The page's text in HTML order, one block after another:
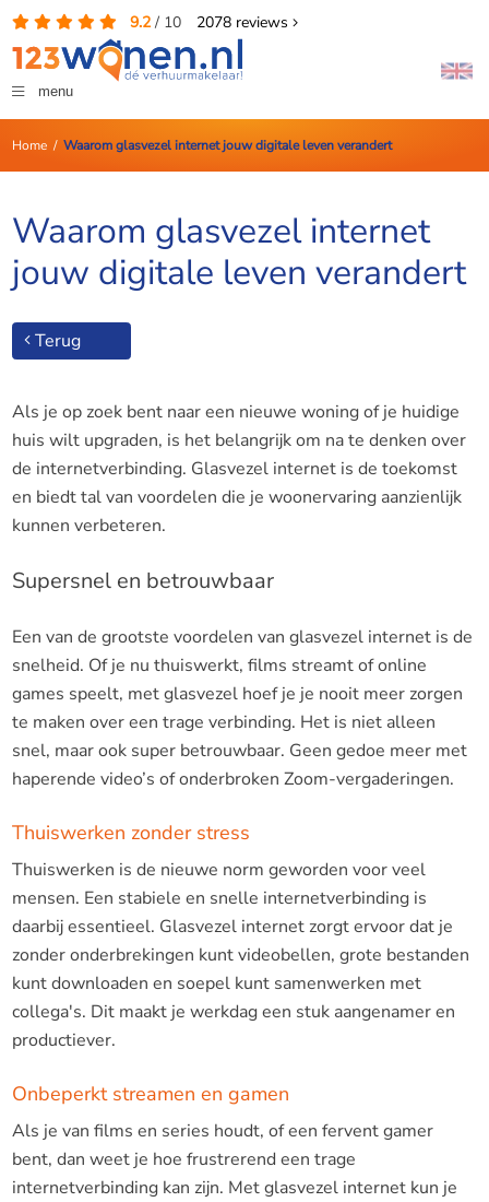
9.2/ 10 2078reviews
menu
Home/ Waarom glasvezel internet jouw digitale leven verandert
Waarom glasvezel internet
jouw digitale leven verandert
Terug
Als je op zoek bent naar een nieuwe woning of je huidige
huis wilt upgraden, is het belangrijk om na te denken over
de internetverbinding. Glasvezel internet is de toekomst
en biedt tal van voordelen die je woonervaring aanzienlijk
kunnen verbeteren.
Supersnel en betrouwbaar
Een van de grootste voordelen van glasvezel internet is de
snelheid. Of je nu thuiswerkt, films streamt of online
games speelt, met glasvezel hoef je je nooit meer zorgen
te maken over een trage verbinding. Het is niet alleen
snel, maar ook super betrouwbaar. Geen gedoe meer met
haperende video’s of onderbroken Zoom-vergaderingen.
Thuiswerken zonder stress
Thuiswerken is de nieuwe norm geworden voor veel
mensen. Een stabiele en snelle internetverbinding is
daarbij essentieel. Glasvezel internet zorgt ervoor dat je
zonder onderbrekingen kunt videobellen, grote bestanden
kunt downloaden en soepel kunt samenwerken met
collega's. Dit maakt je werkdag een stuk aangenamer en
productiever.
Onbeperkt streamen en gamen
Als je van films en series houdt, of een fervent gamer
bent, dan weet je hoe frustrerend een trage
internetverbinding kan zijn. Met glasvezel internet kun je